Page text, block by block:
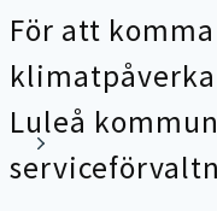
För att
Luleå